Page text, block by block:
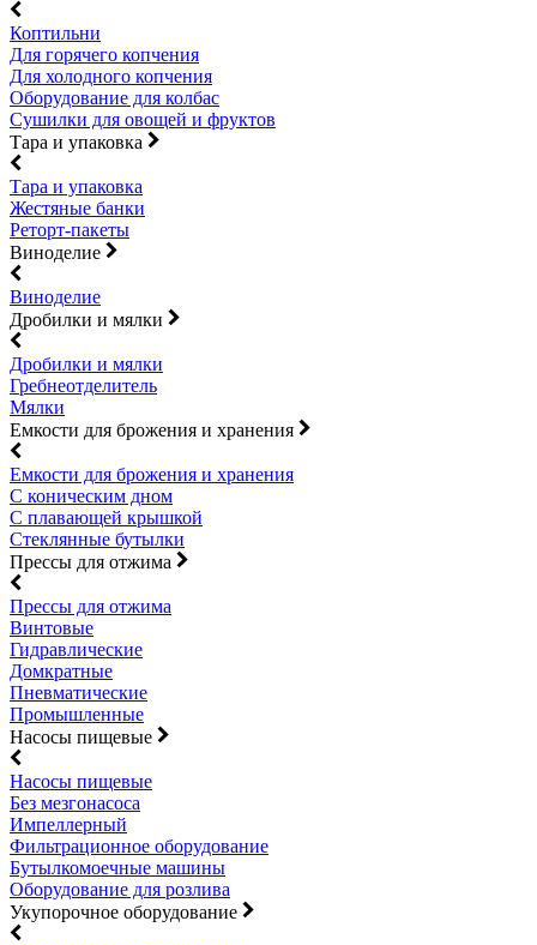
Коптильни
Для горячего копчения
Для холодного копчения
Оборудование для колбас
Сушилки для овощей и фруктов
Тара и упаковка
Тара и упаковка
Жестяные банки
Реторт-пакеты
Виноделие
Виноделие
Дробилки и мялки
Дробилки и мялки
Гребнеотделитель
Мялки
Емкости для брожения и хранения
Емкости для брожения и хранения
С коническим дном
С плавающей крышкой
Стеклянные бутылки
Прессы для отжима
Прессы для отжима
Винтовые
Гидравлические
Домкратные
Пневматические
Промышленные
Насосы пищевые
Насосы пищевые
Без мезгонасоса
Импеллерный
Фильтрационное оборудование
Бутылкомоечные машины
Оборудование для розлива
Укупорочное оборудование